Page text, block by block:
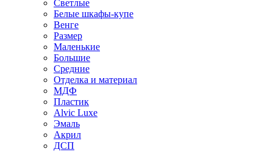
Светлые
Белые шкафы-купе
Венге
Размер
Маленькие
Большие
Средние
Отделка и материал
МДФ
Пластик
Alvic Luxe
Эмаль
Акрил
ДСП